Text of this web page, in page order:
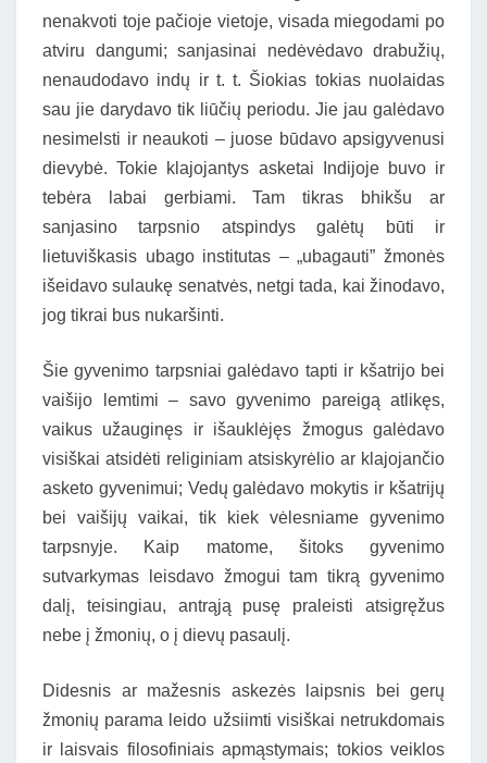
nenakvoti toje pačioje vietoje, visada miegodami po
atviru dangumi; sanjasinai nedėvėdavo drabužių,
nenaudodavo indų ir t. t. Šiokias tokias nuolaidas
sau jie darydavo tik liūčių periodu. Jie jau galėdavo
nesimelsti ir neaukoti – juose būdavo apsigyvenusi
dievybė. Tokie klajojantys asketai Indijoje buvo ir
tebėra labai gerbiami. Tam tikras bhikšu ar
sanjasino tarpsnio atspindys galėtų būti ir
lietuviškasis ubago institutas – „ubagauti” žmonės
išeidavo sulaukę senatvės, netgi tada, kai žinodavo,
jog tikrai bus nukaršinti.
Šie gyvenimo tarpsniai galėdavo tapti ir kšatrijo bei
vaišijo lemtimi – savo gyvenimo pareigą atlikęs,
vaikus užauginęs ir išauklėjęs žmogus galėdavo
visiškai atsidėti religiniam atsiskyrėlio ar klajojančio
asketo gyvenimui; Vedų galėdavo mokytis ir kšatrijų
bei vaišijų vaikai, tik kiek vėlesniame gyvenimo
tarpsnyje. Kaip matome, šitoks gyvenimo
sutvarkymas leisdavo žmogui tam tikrą gyvenimo
dalį, teisingiau, antrąją pusę praleisti atsigręžus
nebe į žmonių, o į dievų pasaulį.
Didesnis ar mažesnis askezės laipsnis bei gerų
žmonių parama leido užsiimti visiškai netrukdomais
ir laisvais filosofiniais apmąstymais; tokios veiklos